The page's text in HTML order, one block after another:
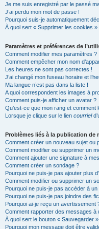
Je me suis enregistré par le passé
J’ai perdu mon mot de passe !
Pourquoi suis-je automatiquement
À quoi sert « Supprimer les cookies »
Paramètres et préférences de
Comment modifier mes paramètres ?
Comment empêcher mon nom
Les heures ne sont pas correctes !
J’ai changé mon fuseau horaire et
Ma langue n’est pas dans la liste !
A quoi correspondent les images à
Comment puis-je afficher un avatar ?
Qu’est-ce que mon rang et comment
Lorsque je clique sur le lien courriel
Problèmes liés à la publication de
Comment créer un nouveau sujet ou
Comment modifier ou supprimer un
Comment ajouter une signature à
Comment créer un sondage ?
Pourquoi ne puis-je pas ajouter plus
Comment modifier ou supprimer un
Pourquoi ne puis-je pas accéder à un
Pourquoi ne puis-je pas joindre des
Pourquoi ai-je reçu un avertissement
Comment rapporter des messages à
À quoi sert le bouton « Sauvegarder
Pourquoi mon message doit être